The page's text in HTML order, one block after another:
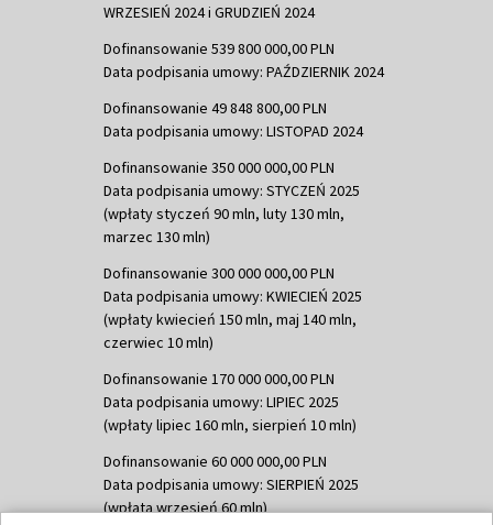
WRZESIEŃ 2024 i GRUDZIEŃ 2024
Dofinansowanie 539 800 000,00 PLN
Data podpisania umowy: PAŹDZIERNIK 2024
Dofinansowanie 49 848 800,00 PLN
Data podpisania umowy: LISTOPAD 2024
Dofinansowanie 350 000 000,00 PLN
Data podpisania umowy: STYCZEŃ 2025
(wpłaty styczeń 90 mln, luty 130 mln,
marzec 130 mln)
Dofinansowanie 300 000 000,00 PLN
Data podpisania umowy: KWIECIEŃ 2025
(wpłaty kwiecień 150 mln, maj 140 mln,
czerwiec 10 mln)
Dofinansowanie 170 000 000,00 PLN
Data podpisania umowy: LIPIEC 2025
(wpłaty lipiec 160 mln, sierpień 10 mln)
Dofinansowanie 60 000 000,00 PLN
Data podpisania umowy: SIERPIEŃ 2025
(wpłata wrzesień 60 mln)